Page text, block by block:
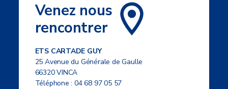
Venez nous
rencontrer
ETS CARTADE GUY
25 Avenue du Générale de Gaulle
66320 VINCA
Téléphone :04 68 97 05 57